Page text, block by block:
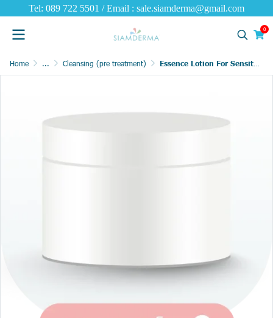
Tel: 089 722 5501 / Email : sale.siamderma@gmail.com
0
Home ... Cleansing (pre treatment) Essence Lotion For Sensitive Skin